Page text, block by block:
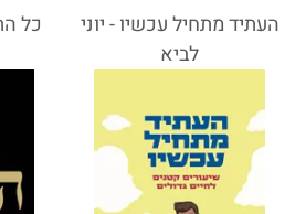
העתיד מתחיל עכשיו - יוני
לביא
כל